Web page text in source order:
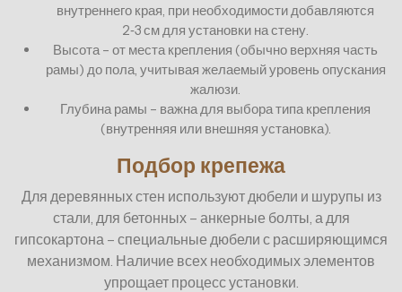
внутреннего края, при необходимости добавляются
2‑3 см для установки на стену.
Высота – от места крепления (обычно верхняя часть
рамы) до пола, учитывая желаемый уровень опускания
жалюзи.
Глубина рамы – важна для выбора типа крепления
(внутренняя или внешняя установка).
Подбор крепежа
Для деревянных стен используют дюбели и шурупы из
стали, для бетонных – анкерные болты, а для
гипсокартона – специальные дюбели с расширяющимся
механизмом. Наличие всех необходимых элементов
упрощает процесс установки.